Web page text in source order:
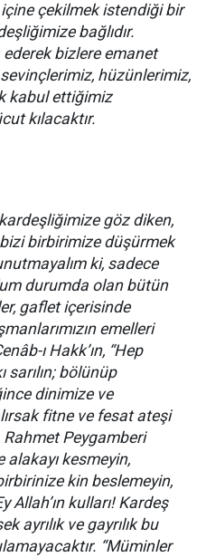
çekilmek istendiği bir
bağlıdır.
ederek bizlere emanet
hüzünlerimiz,
kabul ettiğimiz
kılacaktır.
göz diken,
birbirimize düşürmek
ki, sadece
durumda olan bütün
gaflet içerisinde
emelleri
ı Hakk’ın, “Hep
sarılın; bölünüp
dinimize ve
fitne ve fesat ateşi
Peygamberi
alakayı kesmeyin,
kin beslemeyin,
kulları! Kardeş
ayrılık ve gayrılık bu
“Müminler